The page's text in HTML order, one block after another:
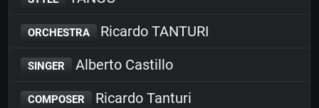
ORCHESTRA Ricardo TANTURI
SINGER Alberto Castillo
COMPOSER Ricardo Tanturi